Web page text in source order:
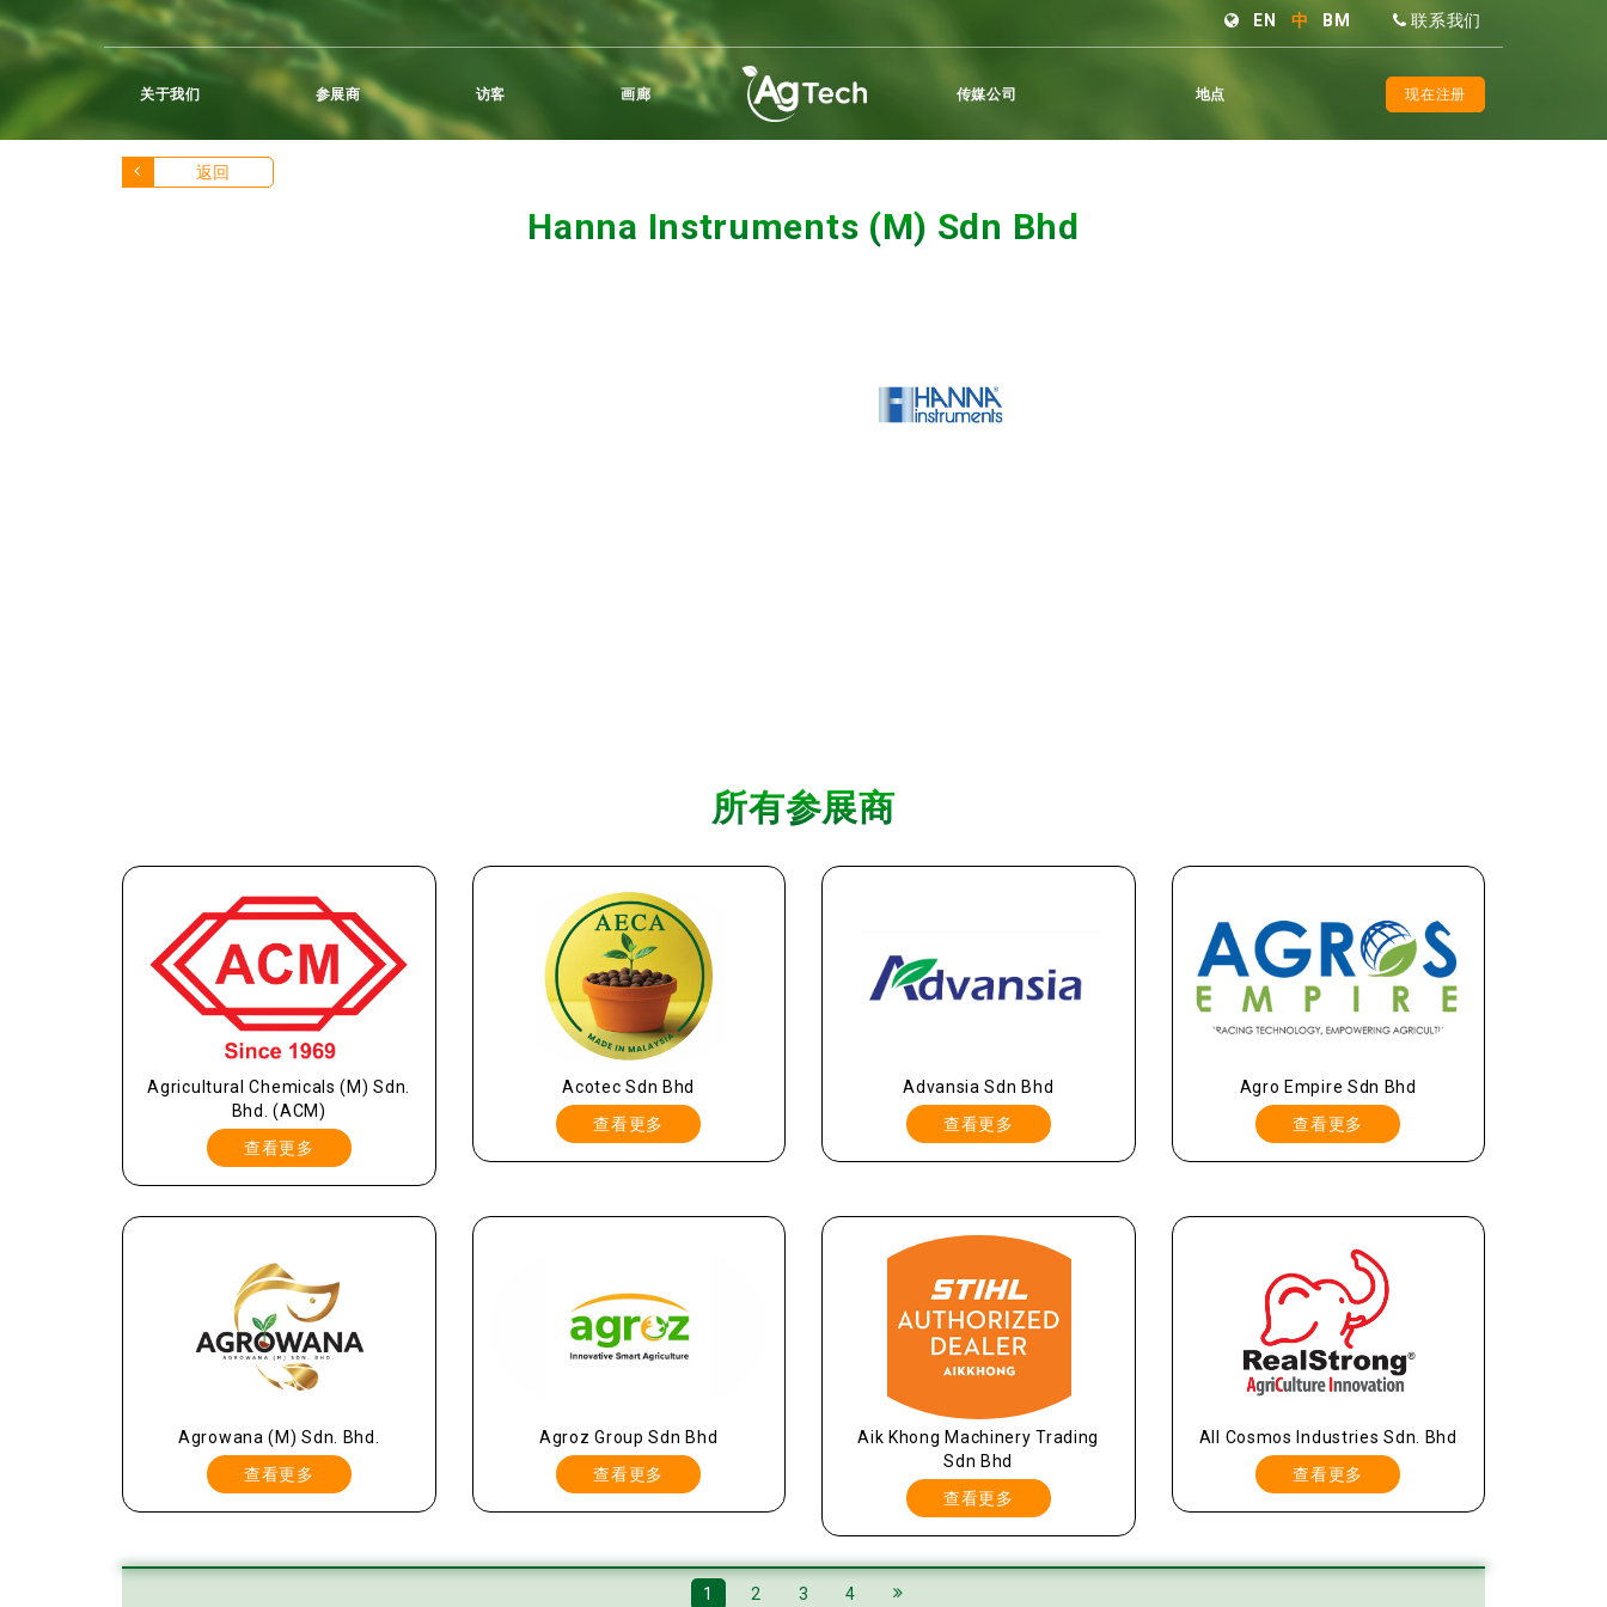
EN 中 BM 联系我们
关于我们 参展商 访客 画廊 传媒公司 地点 现在注册
返回
Hanna Instruments (M) Sdn Bhd
所有参展商
Agricultural Chemicals (M) Sdn.
Bhd. (ACM)
查看更多
Acotec Sdn Bhd
查看更多
Advansia Sdn Bhd
查看更多
Agro Empire Sdn Bhd
查看更多
Agrowana (M) Sdn. Bhd.
查看更多
Agroz Group Sdn Bhd
查看更多
Aik Khong Machinery Trading
Sdn Bhd
查看更多
All Cosmos Industries Sdn. Bhd
查看更多
1 2 3 4